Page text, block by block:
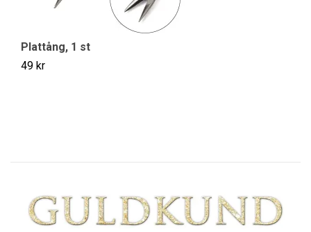
Plattång, 1 st
49 kr